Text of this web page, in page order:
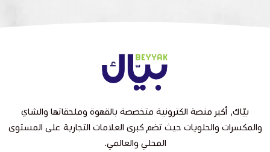
بيّاك, أكبر منصة الكترونية متخصصة بالقهوة وملحقاتها والشاي
والمكسرات والحلويات حيث تضم كبرى العلامات التجارية على المستوى
المحلي والعالمي.